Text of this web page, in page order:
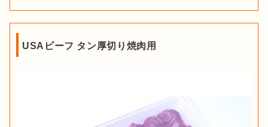
USAビーフ タン厚切り焼肉用